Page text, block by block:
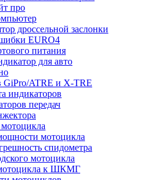
про
дроссельной заслонки
EURO4
питания
для авто
GiPro/ATRE и X-TRE
индикаторов
передач
мотоцикла
спидометра
мотоцикла
к ШКМГ